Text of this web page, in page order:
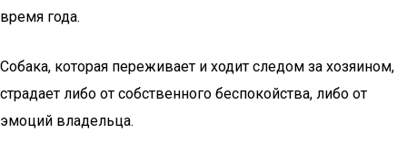
время года.
Собака, которая переживает и ходит следом за хозяином,
страдает либо от собственного беспокойства, либо от
эмоций владельца.